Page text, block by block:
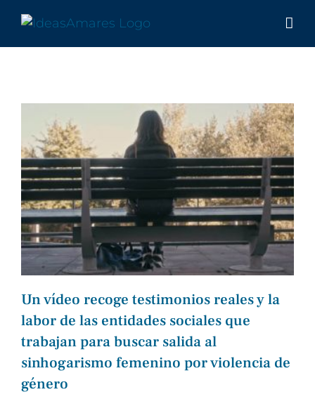
contenido
Un vídeo recoge testimonios reales y la
labor de las entidades sociales que
trabajan para buscar salida al
sinhogarismo femenino por violencia de
género